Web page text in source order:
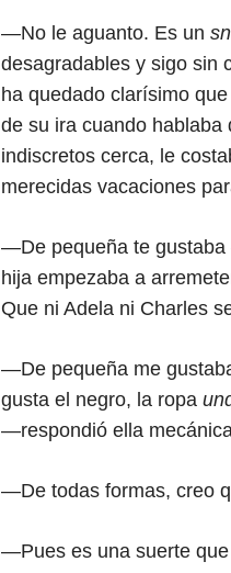
—No le aguanto. Es un
desagradables y sigo sin
ha quedado clarísimo
de su ira cuando
indiscretos cerca, le
merecidas vacaciones
—De pequeña te gustaba
hija empezaba a
Que ni Adela ni Charles
—De pequeña me
gusta el negro, la ropa
—respondió ella
—De todas formas, creo
—Pues es una suerte